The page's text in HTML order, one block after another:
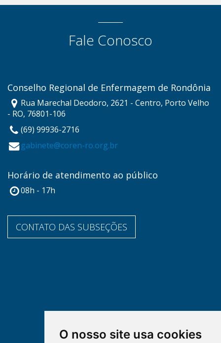
O nosso site usa cookies
Fale Conosco
Conselho Regional de Enfermagem de Rondônia
Rua Marechal Deodoro, 2621 - Centro, Porto Velho
- RO, 76801-106
(69) 99936-2716
gabinete@coren-ro.org.br
Horário de atendimento ao público
08h - 17h
CONTATO DAS SUBSEÇÕES